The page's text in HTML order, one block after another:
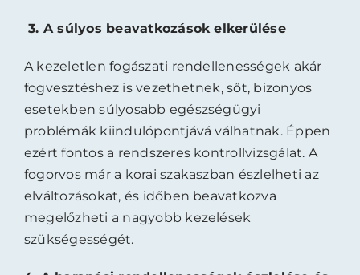
3. A súlyos beavatkozások elkerülése
A kezeletlen fogászati rendellenességek akár
fogvesztéshez is vezethetnek, sőt, bizonyos
esetekben súlyosabb egészségügyi
problémák kiindulópontjává válhatnak. Éppen
ezért fontos a rendszeres kontrollvizsgálat. A
fogorvos már a korai szakaszban észlelheti az
elváltozásokat, és időben beavatkozva
megelőzheti a nagyobb kezelések
szükségességét.